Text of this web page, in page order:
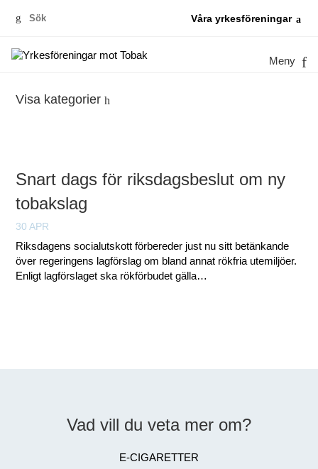
Sök
Våra yrkesföreningar
Meny
Visa kategorier
Snart dags för riksdagsbeslut om ny
tobakslag
30 APR
Riksdagens socialutskott förbereder just nu sitt betänkande
över regeringens lagförslag om bland annat rökfria utemiljöer.
Enligt lagförslaget ska rökförbudet gälla…
Vad vill du veta mer om?
E-CIGARETTER